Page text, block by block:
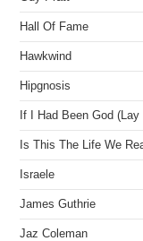
Hall Of Fame
Hawkwind
Hipgnosis
If I Had Been God
Is This The Life We
Israele
James Guthrie
Jaz Coleman